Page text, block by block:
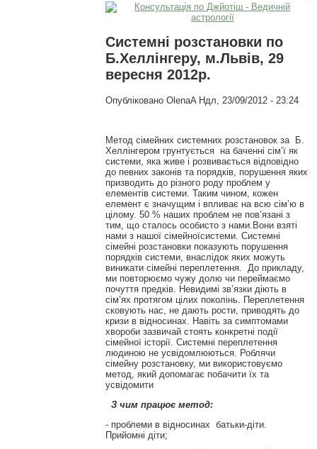
Системні розстановки по
Б.Хеллінгеру, м.Львів, 29
вересня 2012р.
Опубліковано OlenaAНдл, 23/09/2012 - 23:24
Метод сімейних системних розстановок за Б.
Хеллінгером грунтується на баченні сім’ї як
системи, яка живе і розвивається відповідно
до певних законів та порядків, порушення яких
призводить до різного роду проблем у
елементів системи. Таким чином, кожен
елемент є значущим і впливає на всю сім’ю в
цілому. 50 % наших проблем не пов’язані з
тим, що сталось особисто з нами.Вони взяті
нами з нашої сімейноїсистеми. Системні
сімейні розстановки показують порушення
порядків системи, внаслідок яких можуть
виникати сімейні переплетення. До прикладу,
ми повторюємо чужу долю чи переймаємо
почуття предків. Невидимі зв’язки діють в
сім’ях протягом цілих поколінь. Переплетення
сковують нас, не дають рости, приводять до
кризи в відносинах. Навіть за симптомами
хвороби зазвичай стоять конкретні події
сімейної історії. Системні переплетення
людиною не усвідомлюються. Роблячи
сімейну розстановку, ми використовуємо
метод, який допомагає побачити їх та
усвідомити
З чим працює метод:
- проблеми в відносинах батьки-діти.
Прийомні діти;